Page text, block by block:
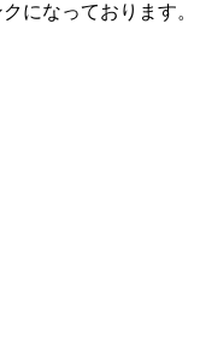
になっております。